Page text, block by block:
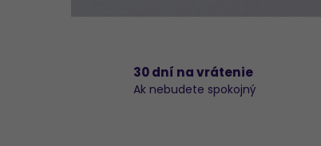
30 dní na vrátenie
Ak nebudete spokojný